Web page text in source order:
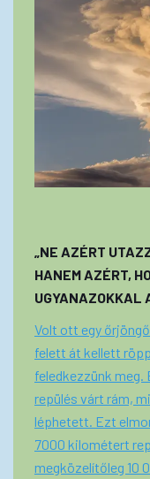
„NE AZÉRT
HANEM AZÉRT,
UGYANAZOKKAL
Volt ott egy
felett át kellett
feledkezzünk meg.
repülés várt rám,
léphetett. Ezt
7000 kilométert
megközelítőleg 10